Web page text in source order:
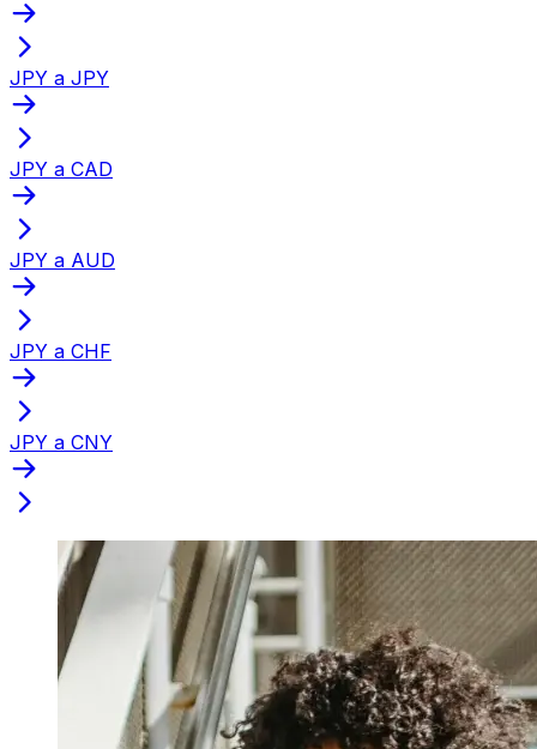
JPY a JPY
JPY a CAD
JPY a AUD
JPY a CHF
JPY a CNY